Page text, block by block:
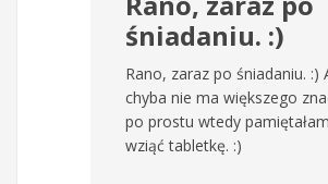
śniadaniu. :)
Rano, zaraz po śniadaniu. :)
chyba nie ma większego
po prostu wtedy
wziąć tabletkę. :)